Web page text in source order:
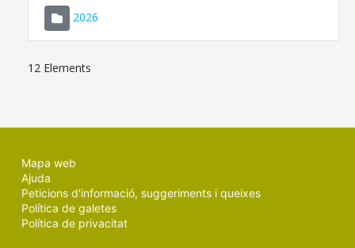
2026
12 Elements
Mapa web
Ajuda
Peticions d'informació, suggeriments i queixes
Política de galetes
Política de privacitat